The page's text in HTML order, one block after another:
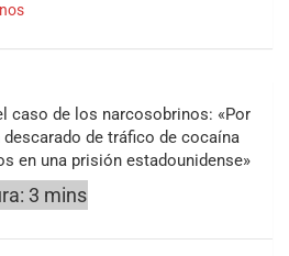
caso de los narcosobrinos: «Por
de tráfico de cocaína
en una prisión estadounidense»